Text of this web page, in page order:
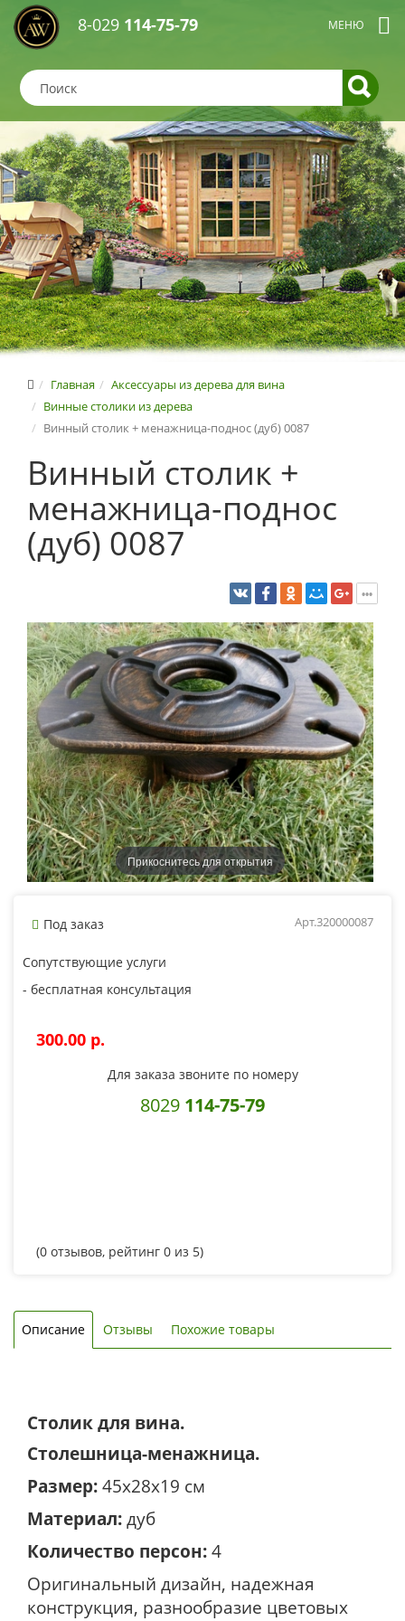
8-029 114-75-79
Главная
Аксессуары из дерева для вина
Винные столики из дерева
Винный столик + менажница-поднос (дуб) 0087
Винный столик +
менажница-поднос
(дуб) 0087
Прикоснитесь для открытия
Под заказ Арт.320000087
Сопутствующие услуги
- бесплатная консультация
300.00 p.
Для заказа звоните по номеру
8029 114-75-79
(0 отзывов, рейтинг 0 из 5)
Описание Отзывы Похожие товары
Столик для вина.
Столешница-менажница.
Размер: 45х28х19 см
Материал: дуб
Количество персон: 4
Оригинальный дизайн, надежная
конструкция, разнообразие цветовых